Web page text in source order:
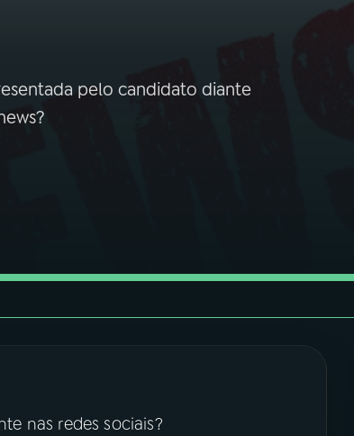
pelo candidato diante
nas redes sociais?